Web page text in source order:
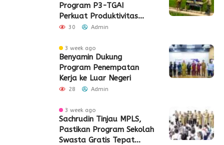
Program P3-TGAI
Perkuat Produktivitas
Pertanian di Lebak
30 Admin
3 week ago
Benyamin Dukung
Program Penempatan
Kerja ke Luar Negeri
28 Admin
3 week ago
Sachrudin Tinjau MPLS,
Pastikan Program Sekolah
Swasta Gratis Tepat